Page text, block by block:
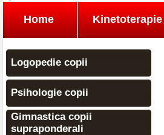
Home Kinetoterapie
Logopedie copii
Psihologie copii
Gimnastica copii
supraponderali